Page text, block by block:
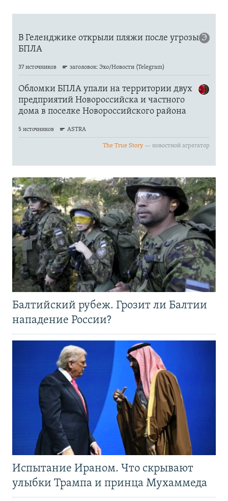
Балтийский рубеж. Грозит ли Балтии
нападение России?
Испытание Ираном. Что скрывают
улыбки Трампа и принца Мухаммеда